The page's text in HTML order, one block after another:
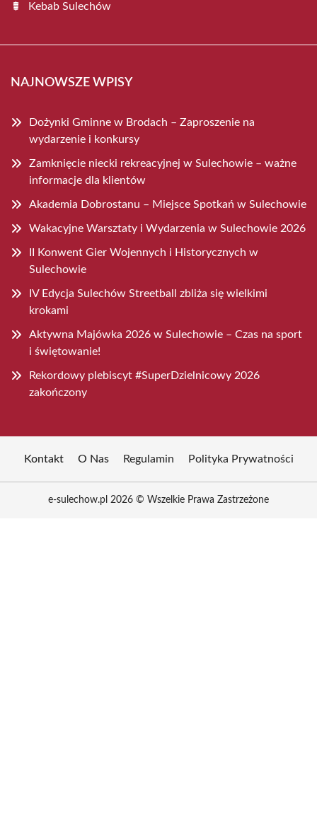
Kebab Sulechów
NAJNOWSZE WPISY
Dożynki Gminne w Brodach – Zaproszenie na
wydarzenie i konkursy
Zamknięcie niecki rekreacyjnej w Sulechowie – ważne
informacje dla klientów
Akademia Dobrostanu – Miejsce Spotkań w Sulechowie
Wakacyjne Warsztaty i Wydarzenia w Sulechowie 2026
II Konwent Gier Wojennych i Historycznych w
Sulechowie
IV Edycja Sulechów Streetball zbliża się wielkimi
krokami
Aktywna Majówka 2026 w Sulechowie – Czas na sport
i świętowanie!
Rekordowy plebiscyt #SuperDzielnicowy 2026
zakończony
Kontakt O Nas Regulamin Polityka Prywatności
e-sulechow.pl 2026 © Wszelkie Prawa Zastrzeżone